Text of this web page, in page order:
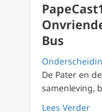
Bus
De Pater en
samenleving,
Lees Verder